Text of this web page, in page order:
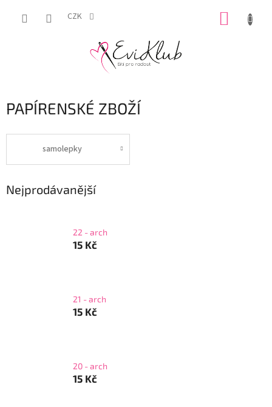
CZK
PAPÍRENSKÉ ZBOŽÍ
samolepky
Nejprodávanější
22 - arch
15 Kč
21 - arch
15 Kč
20 - arch
15 Kč